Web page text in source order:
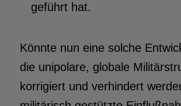
geführt hat.
Könnte nun eine solche
die unipolare, globale
korrigiert und verhindert